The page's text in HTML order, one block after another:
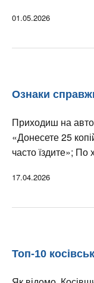
01.05.2026
Ознаки
Приходиш на
«Донесете 25
часто їздите»; По
17.04.2026
Топ-10